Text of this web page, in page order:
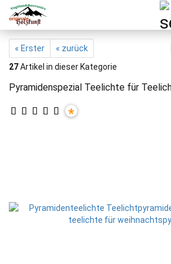
« Erster
« zurück
27Artikel in dieser Kategorie
Pyramidenspezial Teelichte für
*